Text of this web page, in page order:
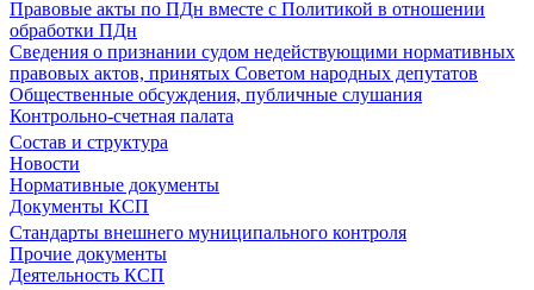
Правовые акты по ПДн вместе с Политикой в отношении
обработки ПДн
Сведения о признании судом недействующими нормативных
правовых актов, принятых Советом народных депутатов
Общественные обсуждения, публичные слушания
Контрольно-счетная палата
Состав и структура
Новости
Нормативные документы
Документы КСП
Стандарты внешнего муниципального контроля
Прочие документы
Деятельность КСП